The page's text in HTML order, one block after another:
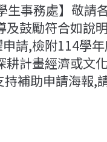
生事務處】敬請
及鼓勵符合如說
請,檢附114學
耕計畫經濟或文
補助申請海報,